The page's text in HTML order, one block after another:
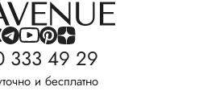
333 49 29
и бесплатно